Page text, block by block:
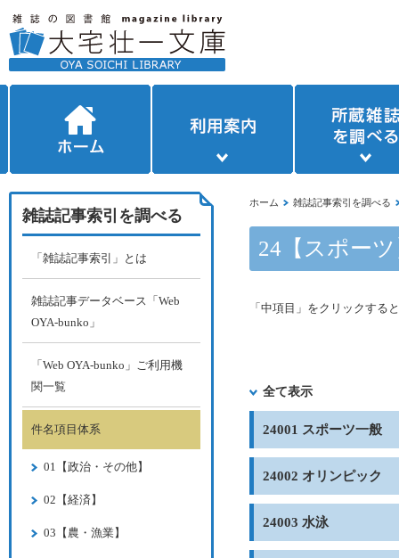
ホーム 雑誌記事索引を調べる
24【スポー
「中項目」をクリックする
全て表示
24001 スポーツ一般
24002 オリンピック
24003 水泳
雑誌記事索引を調べる
「雑誌記事索引」とは
雑誌記事データベース「Web
OYA-bunko」
「Web OYA-bunko」ご利用機
関一覧
件名項目体系
01【政治・その他】
02【経済】
03【農・漁業】